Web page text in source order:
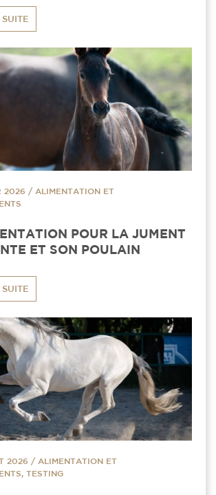
2026 / ALIMENTATION ET
POUR LA JUMENT
ET SON POULAIN
2026 / ALIMENTATION ET
TESTING